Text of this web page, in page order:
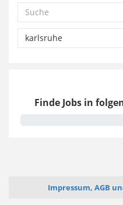
Finde Jobs in
Impressum, AGB